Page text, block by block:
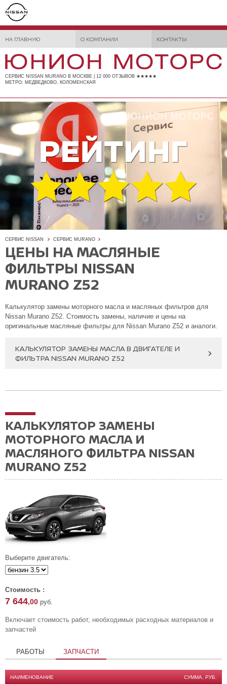
НА ГЛАВНУЮ О КОМПАНИИ КОНТАКТЫ
СЕРВИС NISSAN MURANO В МОСКВЕ | 12 000 ОТЗЫВОВ ★★★★★
МЕТРО: МЕДВЕДКОВО, КОЛОМЕНСКАЯ
СЕРВИС NISSAN СЕРВИС MURANO
ЦЕНЫ НА МАСЛЯНЫЕ
ФИЛЬТРЫ NISSAN
MURANO Z52
Калькулятор замены моторного масла и масляных фильтров для
Nissan Murano Z52. Стоимость замены, наличие и цены на
оригинальные масляные фильтры для Nissan Murano Z52 и аналоги.
КАЛЬКУЛЯТОР ЗАМЕНЫ МАСЛА В ДВИГАТЕЛЕ И
ФИЛЬТРА NISSAN MURANO Z52
КАЛЬКУЛЯТОР ЗАМЕНЫ
МОТОРНОГО МАСЛА И
МАСЛЯНОГО ФИЛЬТРА NISSAN
MURANO Z52
Выберите двигатель:
Стоимость :
7 644,00 руб.
Включает стоимость работ, необходимых расходных материалов и
запчастей
РАБОТЫ ЗАПЧАСТИ
НАИМЕНОВАНИЕ СУММА, РУБ.